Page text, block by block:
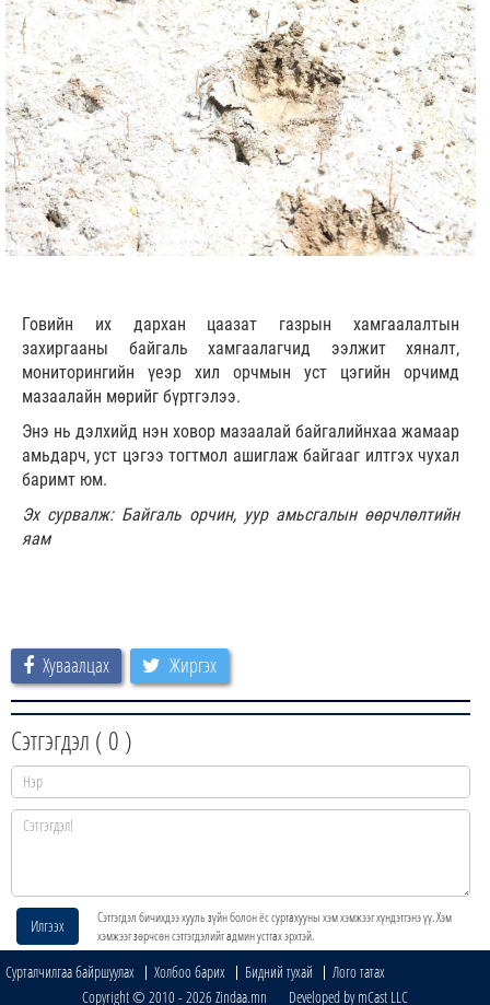
Говийн их дархан цаазат газрын хамгаалалтын
захиргааны байгаль хамгаалагчид ээлжит хяналт,
мониторингийн үеэр хил орчмын уст цэгийн орчимд
мазаалайн мөрийг бүртгэлээ.
Энэ нь дэлхийд нэн ховор мазаалай байгалийнхаа жамаар
амьдарч, уст цэгээ тогтмол ашиглаж байгааг илтгэх чухал
баримт юм.
Эх сурвалж: Байгаль орчин, уур амьсгалын өөрчлөлтийн
яам
Хуваалцах Жиргэх
Сэтгэгдэл ( 0 )
Илгээх
Сэтгэгдэл бичихдээ хууль зүйн болон ёс суртахууны хэм хэмжээг хүндэтгэнэ үү. Хэм
хэмжээг зөрчсөн сэтгэгдэлийг админ устгах эрхтэй.
Сурталчилгаа байршуулах Холбоо барих Бидний тухай
Лого татах
Copyright © 2010 - 2026 Zindaa.mn Developed by mCast LLC